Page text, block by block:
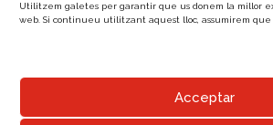
Utilitzem galetes per garantir que us donem la millor
web. Si continueu utilitzant aquest lloc, assumirem que
Acceptar
AMB EL SUPORT DE: